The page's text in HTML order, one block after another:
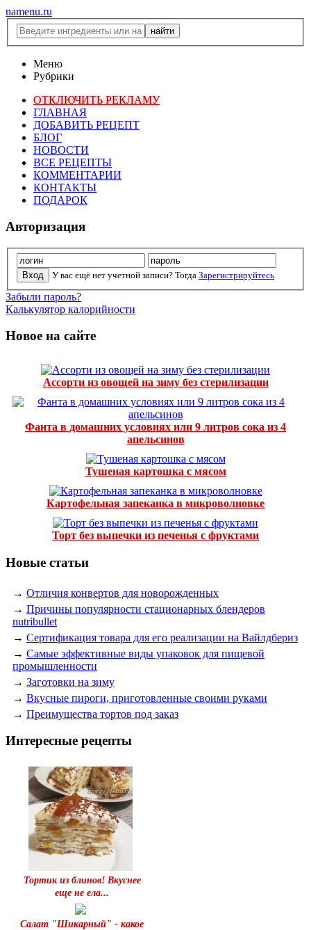
namenu.ru
Меню
Рубрики
ОТКЛЮЧИТЬ РЕКЛАМУ
ГЛАВНАЯ
ДОБАВИТЬ РЕЦЕПТ
БЛОГ
НОВОСТИ
ВСЕ РЕЦЕПТЫ
КОММЕНТАРИИ
КОНТАКТЫ
ПОДАРОК
Авторизация
У вас ещё нет учетной записи? Тогда Зарегистрируйтесь
Забыли пароль?
Калькулятор калорийности
Новое на сайте
Ассорти из овощей на зиму без стерилизации
Фанта в домашних условиях или 9 литров сока из 4
апельсинов
Тушеная картошка с мясом
Картофельная запеканка в микроволновке
Торт без выпечки из печенья с фруктами
Новые статьи
→ Отличия конвертов для новорожденных
→ Причины популярности стационарных блендеров
nutribullet
→ Сертификация товара для его реализации на Вайлдбериз
→ Самые эффективные виды упаковок для пищевой
промышленности
→ Заготовки на зиму
→ Вкусные пироги, приготовленные своими руками
→ Преимущества тортов под заказ
Интересные рецепты
Тортик из блинов! Вкуснее
еще не ела...
Салат "Шикарный" - какое